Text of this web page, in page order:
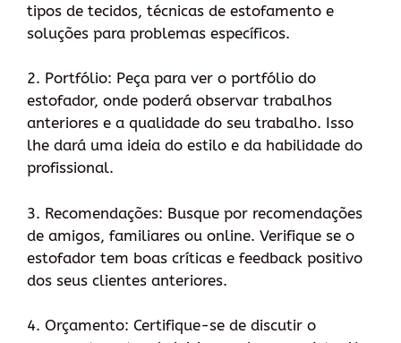
tipos de tecidos, técnicas de estofamento e
soluções para problemas específicos.
2. Portfólio: Peça para ver o portfólio do
estofador, onde poderá observar trabalhos
anteriores e a qualidade do seu trabalho. Isso
lhe dará uma ideia do estilo e da habilidade do
profissional.
3. Recomendações: Busque por recomendações
de amigos, familiares ou online. Verifique se o
estofador tem boas críticas e feedback positivo
dos seus clientes anteriores.
4. Orçamento: Certifique-se de discutir o